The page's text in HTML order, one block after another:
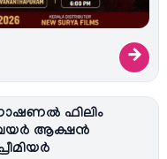
→
ഫിലിം
ആക്ഷൻ